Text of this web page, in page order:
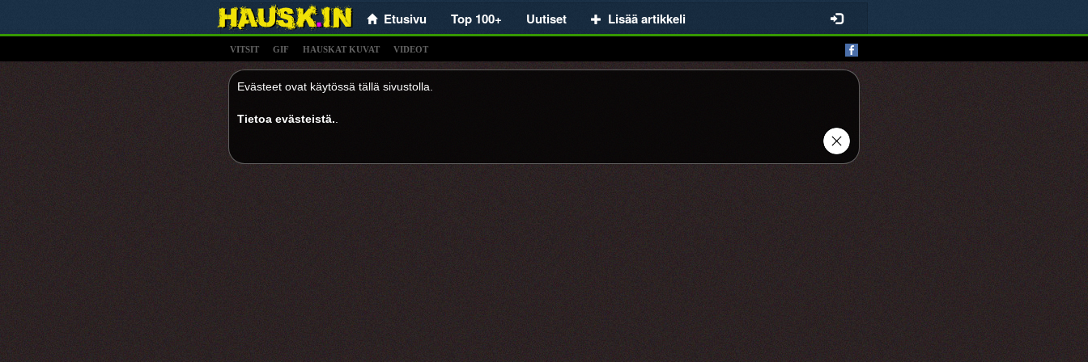
Etusivu Top 100+ Uutiset Lisää artikkeli
VITSIT GIF HAUSKAT KUVAT VIDEOT
Evästeet ovat käytössä tällä sivustolla.
Tietoa evästeistä.